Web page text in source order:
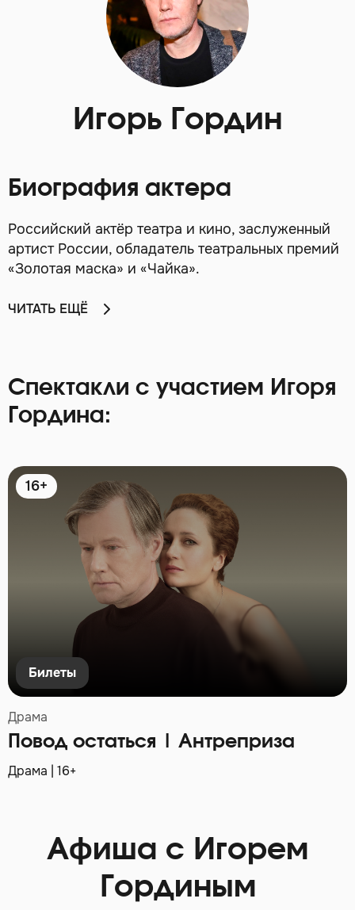
Игорь Гордин
Биография актера
Российский актёр театра и кино, заслуженный
артист России, обладатель театральных премий
«Золотая маска» и «Чайка».
ЧИТАТЬ ЕЩЁ
Спектакли с участием Игоря
Гордина:
16+
Билеты
Драма
Повод остаться | Антреприза
Драма | 16+
Афиша с Игорем
Гординым